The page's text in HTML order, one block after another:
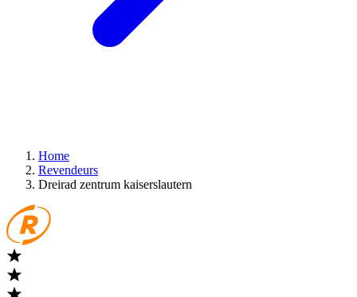
Home
Revendeurs
Dreirad zentrum kaiserslautern